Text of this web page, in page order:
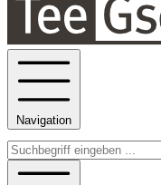
Navigation